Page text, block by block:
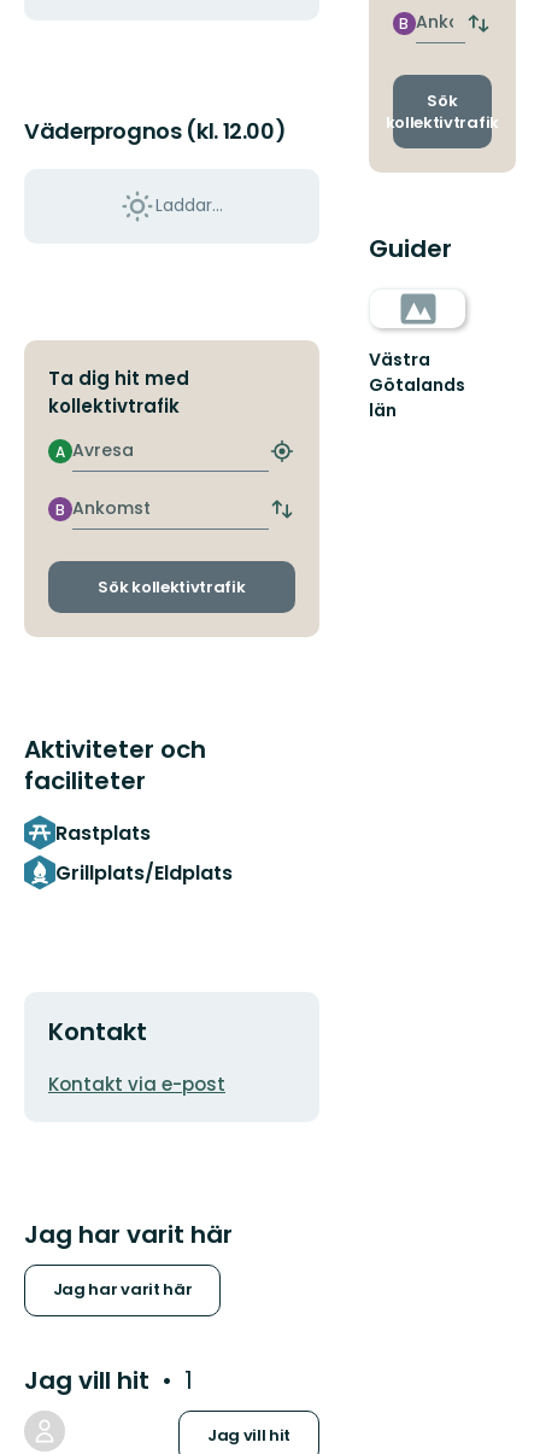
Väderprognos (kl. 12.00)
Laddar...
Ta dig hit med
kollektivtrafik
Avresa
A
Hitta
hållplats
Ankomst
B
Byt
och
Sök kollektivtrafik
Aktiviteter och
faciliteter
Rastplats
Grillplats/Eldplats
Kontakt
E-
Kontakt via e-post
Jag har varit här
Jag har varit här
Jag vill hit 1
Jag vill hit
Ankomst
B
Byt
och
Sök
kollektivtrafik
Guider
Västra
Götalands
län